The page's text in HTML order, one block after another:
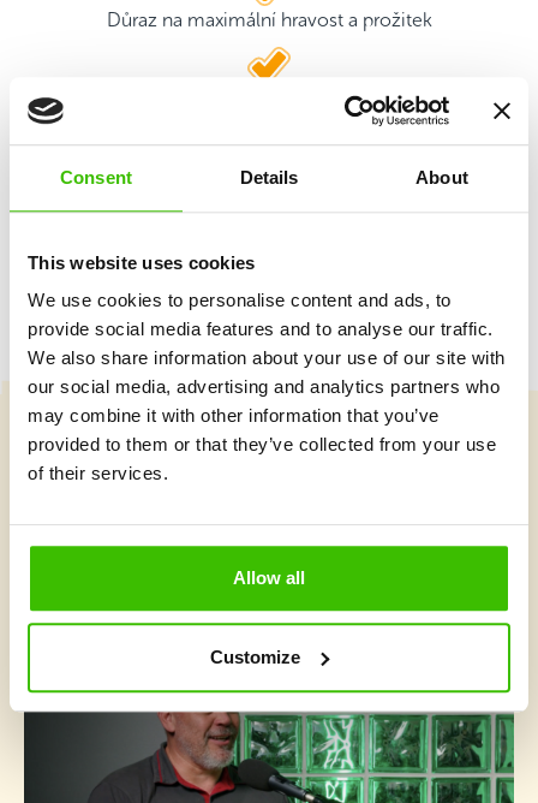
Consent Details About
This website uses cookies
We use cookies to personalise content and ads, to
provide social media features and to analyse our traffic.
We also share information about your use of our site with
our social media, advertising and analytics partners who
may combine it with other information that you’ve
provided to them or that they’ve collected from your use
of their services.
Allow all
Customize
Důraz na maximální hravost a prožitek
2 kvalifikovaní trenéři
Hrací plán s motivačními samolepkami
Vybrat kurz
Co je v Gymnathlonu nového